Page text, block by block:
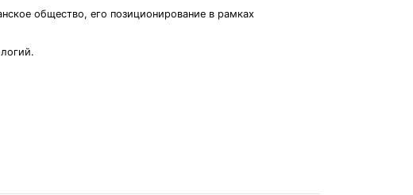
общество, его позиционирование в рамках